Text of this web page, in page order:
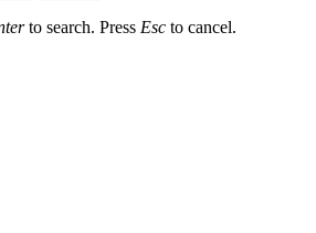
to search. Press Esc to cancel.